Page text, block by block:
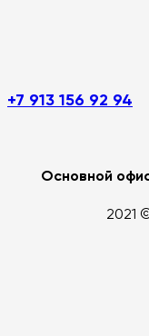
+7 913 156 92 94
Основной
2021